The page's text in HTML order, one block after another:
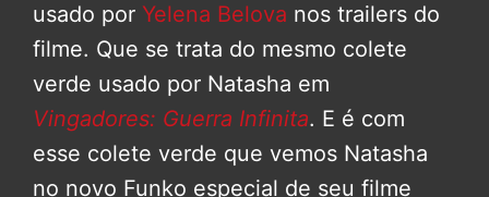
usado por Yelena Belova nos trailers do
filme. Que se trata do mesmo colete
verde usado por Natasha em
Vingadores: Guerra Infinita. E é com
esse colete verde que vemos Natasha
no novo Funko especial de seu filme